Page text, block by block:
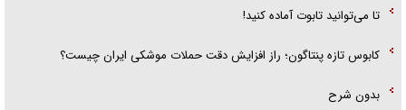
تا می‌توانید تابوت آماده کنید!
کابوس تازه پنتاگون؛ راز افزایش دقت حملات موشکی ایران چیست؟
بدون شرح